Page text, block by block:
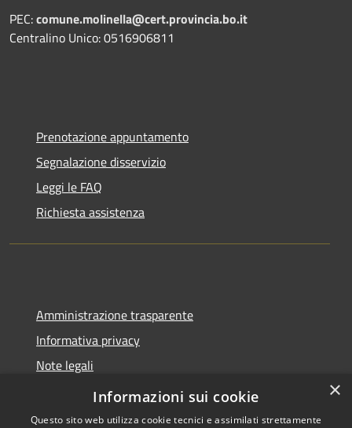
PEC:comune.molinella@cert.provincia.bo.it
Centralino Unico: 0516906811
Prenotazione appuntamento
Segnalazione disservizio
Leggi le FAQ
Richiesta assistenza
Amministrazione trasparente
Informativa privacy
Note legali
Dichiarazione di accessibilità
×
Informazioni sui cookie
Questo sito web utilizza cookie tecnici e assimilati strettamente